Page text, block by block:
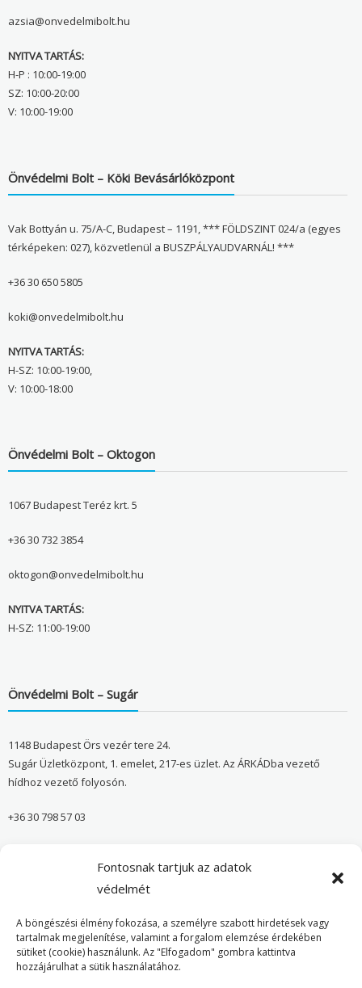
Fontosnak tartjuk az adatok
védelmét
A böngészési élmény fokozása, a személyre szabott hirdetések vagy
tartalmak megjelenítése, valamint a forgalom elemzése érdekében
sütiket (cookie) használunk. Az "Elfogadom" gombra kattintva
hozzájárulhat a sütik használatához.
azsia@onvedelmibolt.hu
NYITVA TARTÁS:
H-P : 10:00-19:00
SZ: 10:00-20:00
V: 10:00-19:00
Önvédelmi Bolt – Köki Bevásárlóközpont
Vak Bottyán u. 75/A-C, Budapest – 1191, *** FÖLDSZINT 024/a (egyes
térképeken: 027), közvetlenül a BUSZPÁLYAUDVARNÁL! ***
+36 30 650 5805
koki@onvedelmibolt.hu
NYITVA TARTÁS:
H-SZ: 10:00-19:00,
V: 10:00-18:00
Önvédelmi Bolt – Oktogon
1067 Budapest Teréz krt. 5
+36 30 732 3854
oktogon@onvedelmibolt.hu
NYITVA TARTÁS:
H-SZ: 11:00-19:00
Önvédelmi Bolt – Sugár
1148 Budapest Örs vezér tere 24.
Sugár Üzletközpont, 1. emelet, 217-es üzlet. Az ÁRKÁDba vezető
hídhoz vezető folyosón.
+36 30 798 57 03
Önvédelmi Bolt – Főoldal